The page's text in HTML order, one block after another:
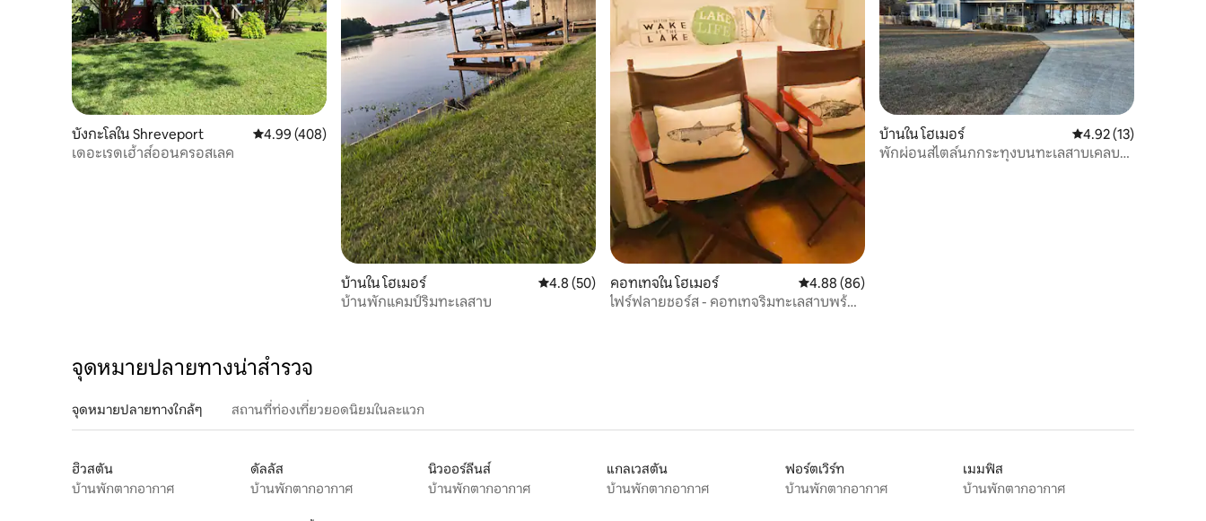
บังกะโลใน Shreveport คะแนนเฉลี่ย 4.99 จาก 5, 408 รีวิว
4.99 (408)
เดอะเรดเฮ้าส์ออนครอสเลค
บ้านใน โฮเมอร์ คะแนนเฉลี่ย 4.8 จาก 5, 50 รีวิว
4.8 (50)
บ้านพักแคมป์ริมทะเลสาบ
คอทเทจใน โฮเมอร์ คะแนนเฉลี่ย 4.88 จาก 5, 86 รีวิว
4.88 (86)
ไฟร์ฟลายชอร์ส - คอทเทจริมทะเลสาบพร้อม
บ้านใน โฮเมอร์ คะแนนเฉลี่ย 4.92 จาก
4.92 (13)
พักผ่อนสไตล์นกกระทุงบนทะเลสาบเคลบ
จุดหมายปลายทางน่าสำรวจ
จุดหมายปลายทางใกล้ๆ สถานที่ท่องเที่ยวยอดนิยมในละแวก
ฮิวสตัน
บ้านพักตากอากาศ
ดัลลัส
บ้านพักตากอากาศ
นิวออร์ลีนส์
บ้านพักตากอากาศ
แกลเวสตัน
บ้านพักตากอากาศ
ฟอร์ตเวิร์ท
บ้านพักตากอากาศ
เมมฟิส
บ้านพักตากอากาศ